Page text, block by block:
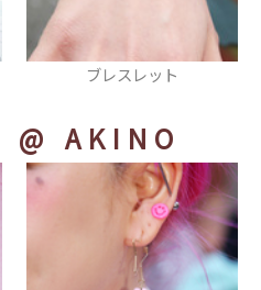
Tシャツ
@ AKINO